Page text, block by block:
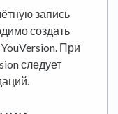
запись
создать
При
следует